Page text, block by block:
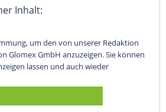
Inhalt:
um den von unserer Redaktion
Glomex GmbH anzuzeigen. Sie können
lassen und auch wieder